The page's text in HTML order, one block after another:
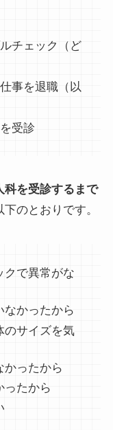
チェック（ど
事を退職（以
受診
科を受診するまで
のとおりです。
で異常がな
かったから
サイズを気
ったから
たから